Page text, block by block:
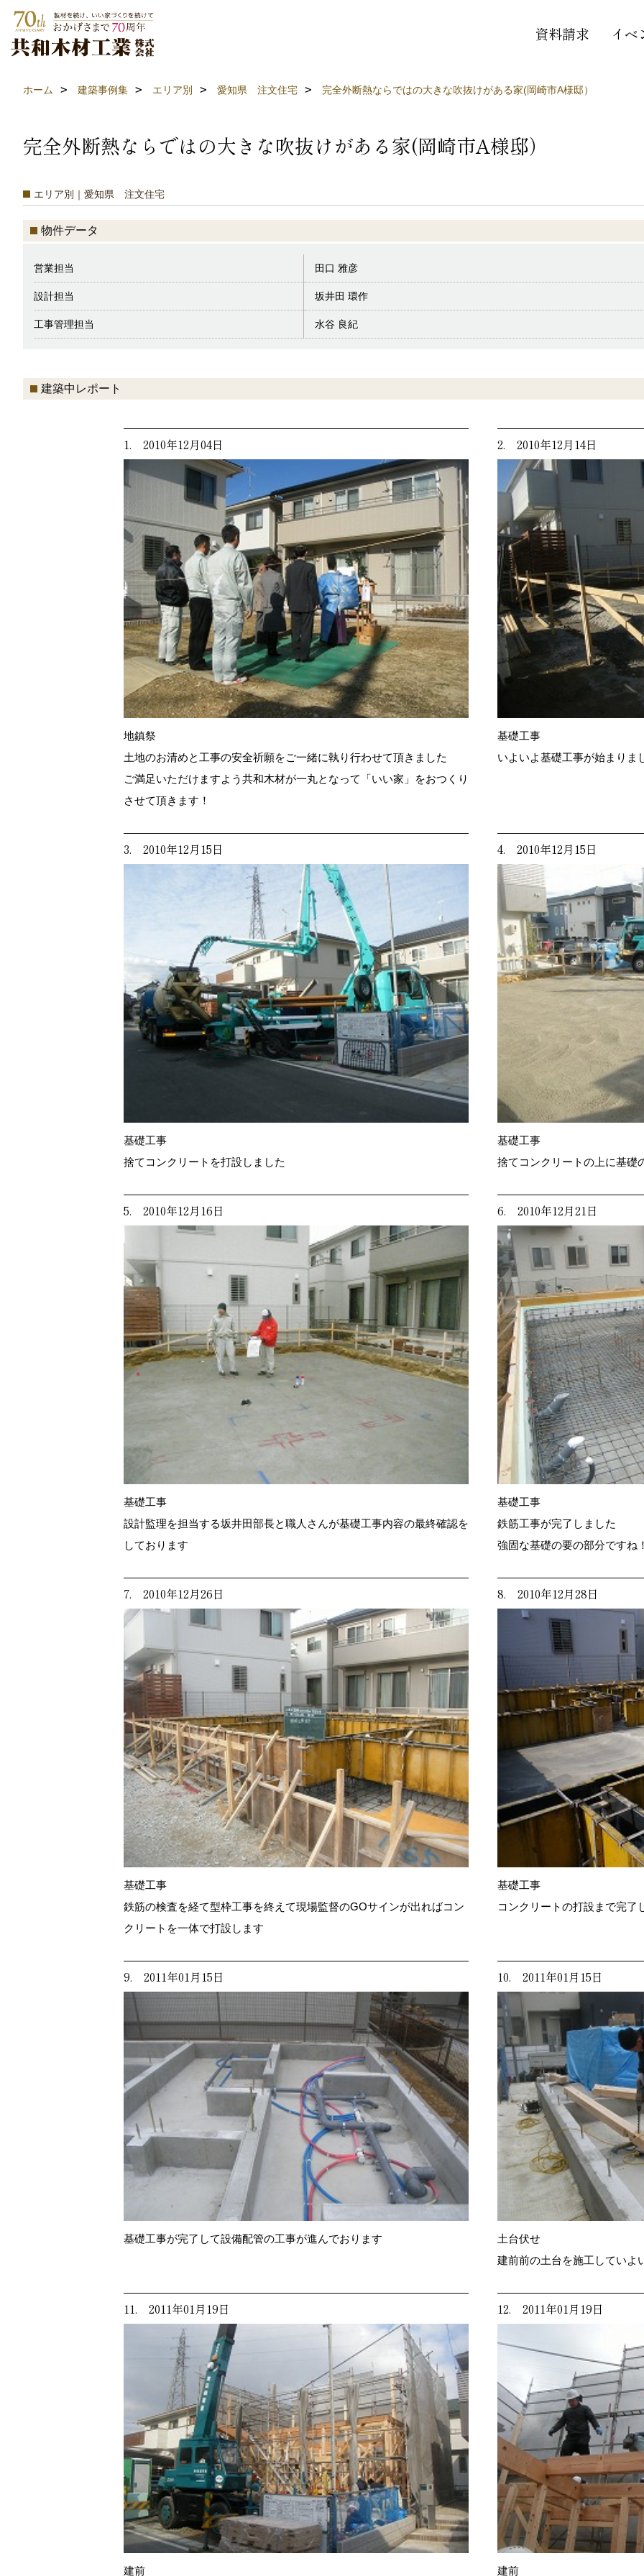
資料請求 イベ
ホーム 建築事例集 エリア別 愛知県 注文住宅 完全外断熱ならではの大きな吹抜けがある家(岡崎市A様邸）
完全外断熱ならではの大きな吹抜けがある家(岡崎市A様邸）
エリア別｜愛知県 注文住宅
物件データ
営業担当 田口 雅彦
設計担当 坂井田 環作
工事管理担当 水谷 良紀
建築中レポート
1. 2010年12月04日
地鎮祭
土地のお清めと工事の安全祈願をご一緒に執り行わせて頂きました
ご満足いただけますよう共和木材が一丸となって「いい家」をおつくり
させて頂きます！
2. 2010年12月14日
基礎工事
いよいよ基礎工事が始まりま
3. 2010年12月15日
基礎工事
捨てコンクリートを打設しました
4. 2010年12月15日
基礎工事
捨てコンクリートの上に基礎
5. 2010年12月16日
基礎工事
設計監理を担当する坂井田部長と職人さんが基礎工事内容の最終確認を
しております
6. 2010年12月21日
基礎工事
鉄筋工事が完了しました
強固な基礎の要の部分ですね
7. 2010年12月26日
基礎工事
鉄筋の検査を経て型枠工事を終えて現場監督のGOサインが出ればコン
クリートを一体で打設します
8. 2010年12月28日
基礎工事
コンクリートの打設まで完了
9. 2011年01月15日
基礎工事が完了して設備配管の工事が進んでおります
10. 2011年01月15日
土台伏せ
建前前の土台を施工していよ
11. 2011年01月19日
建前
12. 2011年01月19日
建前